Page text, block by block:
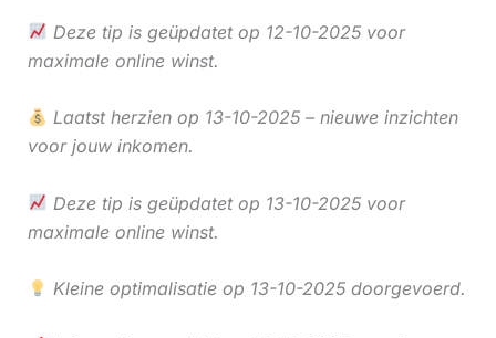
Deze tip is geüpdatet op 12-10-2025 voor
maximale online winst.
Laatst herzien op 13-10-2025 – nieuwe inzichten
voor jouw inkomen.
Deze tip is geüpdatet op 13-10-2025 voor
maximale online winst.
Kleine optimalisatie op 13-10-2025 doorgevoerd.